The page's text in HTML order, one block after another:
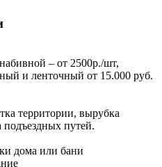
– от 2500р./шт,
и ленточный от 15.000 руб.
территории, вырубка
подъездных путей.
дома или бани